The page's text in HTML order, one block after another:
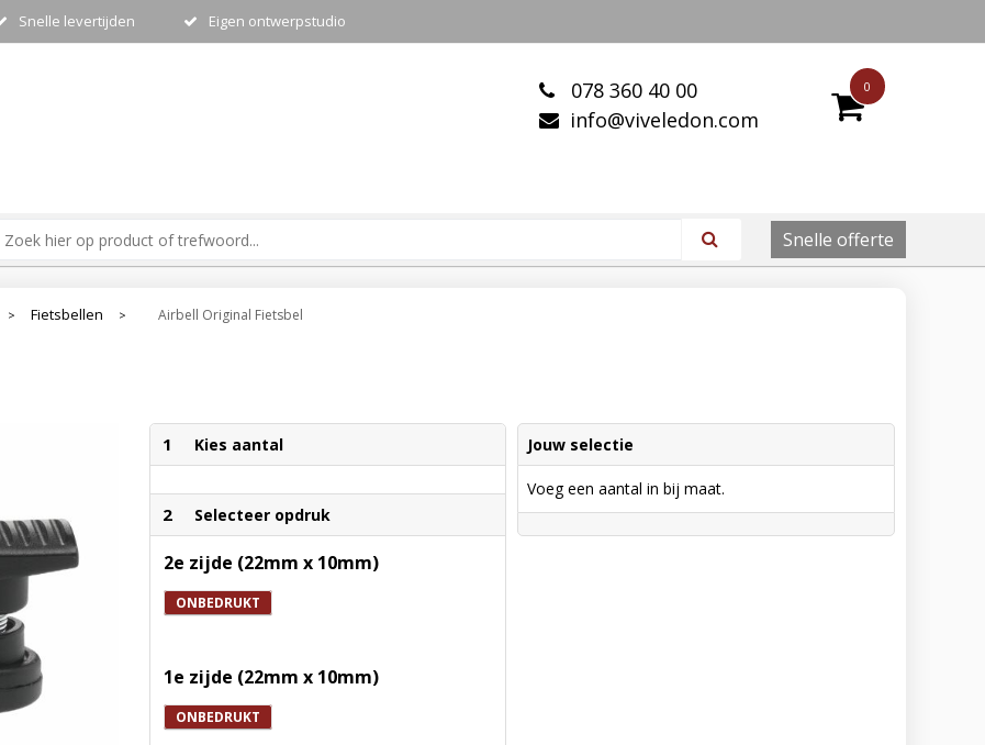
Snelle levertijden Eigen ontwerpstudio
0
078 360 40 00
info@viveledon.com
Snelle offerte
> Fietsbellen > Airbell Original Fietsbel
1 Kies aantal
2 Selecteer opdruk
2e zijde (22mm x 10mm)
ONBEDRUKT
1e zijde (22mm x 10mm)
ONBEDRUKT
Jouw selectie
Voeg een aantal in bij maat.